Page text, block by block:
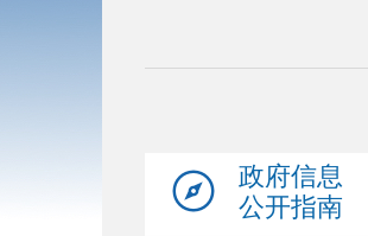
政府信息
公开指南